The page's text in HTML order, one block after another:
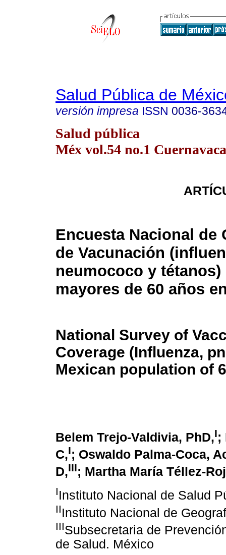
Salud Pública de
versión impresa ISSN 0036-
Salud pública
Méx vol.54 no.1
Encuesta Nacional de
de Vacunación
neumococo y
mayores de 60 años
National Survey of
Coverage (Influenza,
Mexican population of
Belem Trejo-Valdivia, PhD,I;
C,I; Oswaldo Palma-Coca,
D,III; Martha María Téllez-
IInstituto Nacional de Salud
IIInstituto Nacional de
IIISubsecretaria de
de Salud. México